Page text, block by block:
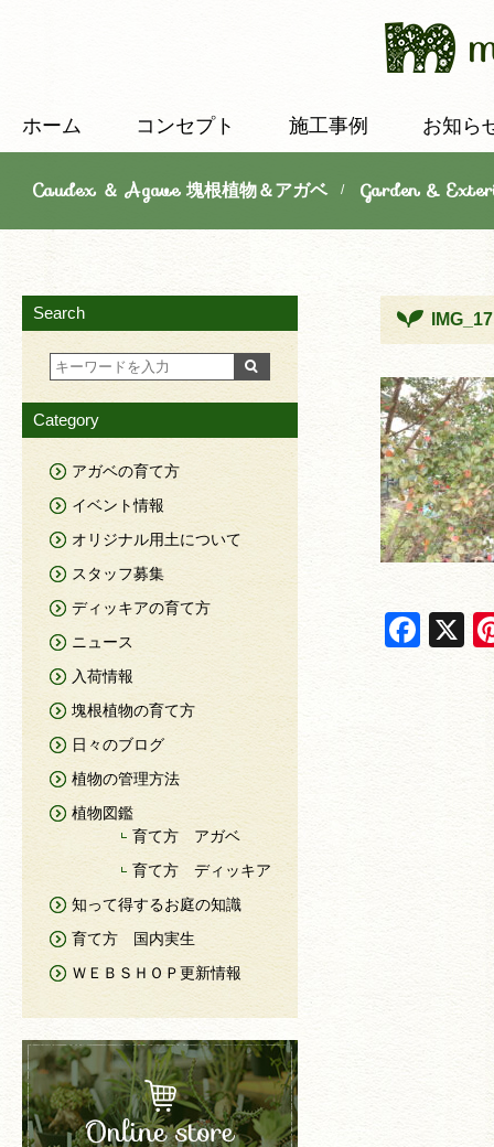
ホーム コンセプト 施工事例 お知ら
Caudex ＆ Agave 塊根植物＆アガベ/Garden &
F
X
Search
Category
アガベの育て方
イベント情報
オリジナル用土について
スタッフ募集
ディッキアの育て方
ニュース
入荷情報
塊根植物の育て方
日々のブログ
植物の管理方法
植物図鑑
育て方 アガベ
育て方 ディッキア
知って得するお庭の知識
育て方 国内実生
ＷＥＢＳＨＯＰ更新情報